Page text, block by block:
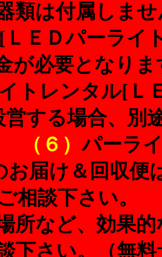
類は付属しま
ＬＥＤパーライ
が必要となり
トレンタル[Ｌ
営する場合、別
（６）パーラ
お届け＆回収
相談下さい。
所など、効果
下さい。（無